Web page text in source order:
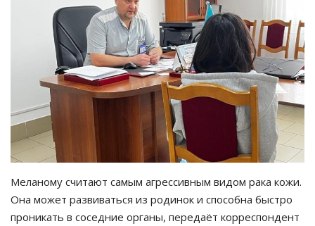
СПЕЦПРОЕКТЫ
СПОРТ
Чек-лист
РАЗВЛЕЧЕНИЯ
OFFICIAL
Курултай
Меланому считают самым агрессивным видом рака кожи.
Она может развиваться из родинок и способна быстро
проникать в соседние органы, передаёт корреспондент